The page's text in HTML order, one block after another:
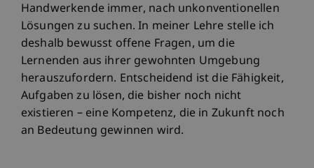
Handwerkende immer, nach unkonventionellen
Lösungen zu suchen. In meiner Lehre stelle ich
deshalb bewusst offene Fragen, um die
Lernenden aus ihrer gewohnten Umgebung
herauszufordern. Entscheidend ist die Fähigkeit,
Aufgaben zu lösen, die bisher noch nicht
existieren – eine Kompetenz, die in Zukunft noch
an Bedeutung gewinnen wird.